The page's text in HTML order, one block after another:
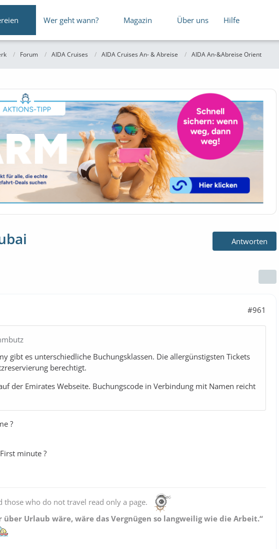
Wer geht wann? Magazin Über uns Hilfe
Forum AIDA Cruises AIDA Cruises An- & Abreise AIDA An-&Abreise Orient
Antworten
#961
gibt es unterschiedliche Buchungsklassen. Die allergünstigsten Tickets
berechtigt.
der Emirates Webseite. Buchungscode in Verbindung mit Namen reicht
?
minute ?
those who do not travel read only a page.
über Urlaub wäre, wäre das Vergnügen so langweilig wie die Arbeit.“